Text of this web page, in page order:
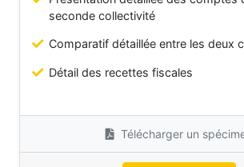
seconde collectivité
Comparatif détaillée entre les deux
Détail des recettes fiscales
Télécharger un